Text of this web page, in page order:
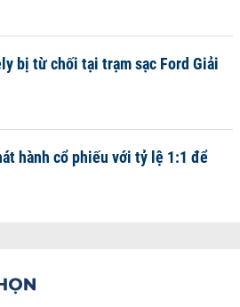
bị từ chối tại trạm sạc Ford Giải
hành cổ phiếu với tỷ lệ 1:1 để